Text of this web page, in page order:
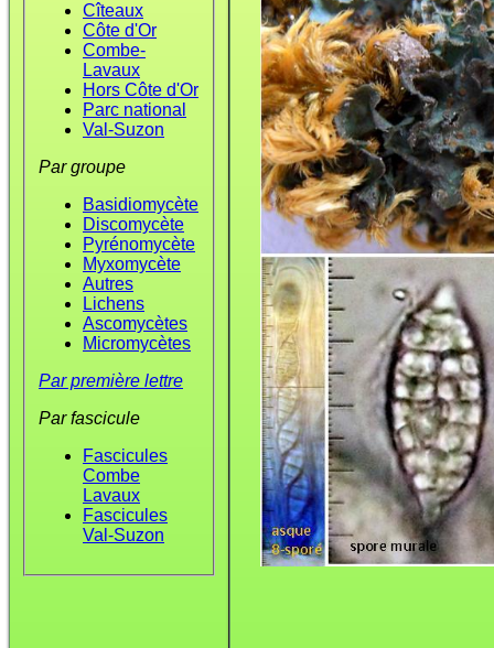
Cîteaux
Côte d'Or
Combe-
Lavaux
Hors Côte d'Or
Parc national
Val-Suzon
Par groupe
Basidiomycète
Discomycète
Pyrénomycète
Myxomycète
Autres
Lichens
Ascomycètes
Micromycètes
Par première lettre
Par fascicule
Fascicules
Combe
Lavaux
Fascicules
Val-Suzon